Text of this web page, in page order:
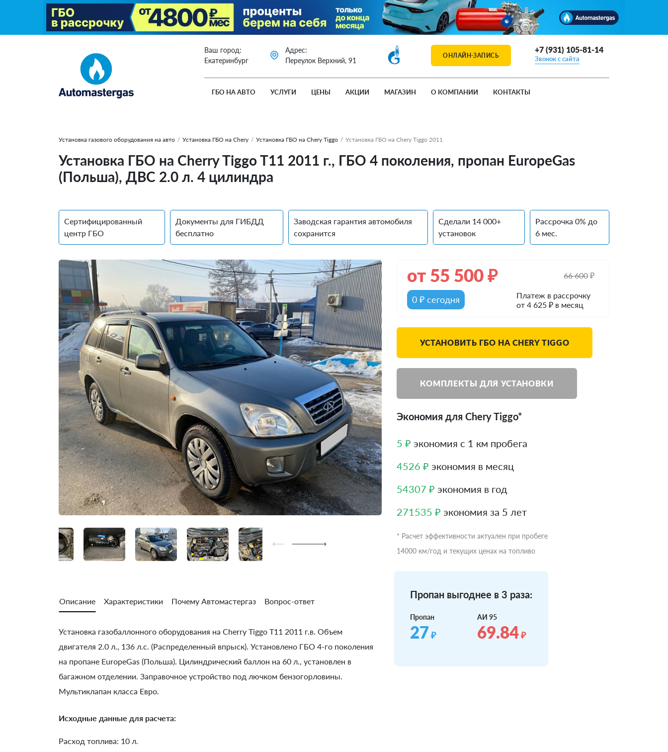
Ваш город:
Екатеринбург
Адрес:
Переулок Верхний, 91
ОНЛАЙН-ЗАПИСЬ
+7 (931) 105-81-14
Звонок с сайта
ГБО НА АВТО УСЛУГИ ЦЕНЫ АКЦИИ МАГАЗИН О КОМПАНИИ КОНТАКТЫ
Установка газового оборудования на авто / Установка ГБО на Chery / Установка ГБО на Chery Tiggo / Установка ГБО на Chery Tiggo 2011
Установка ГБО на Cherry Tiggo T11 2011 г., ГБО 4 поколения, пропан EuropeGas
(Польша), ДВС 2.0 л. 4 цилиндра
Сертифицированный
центр ГБО
Документы для ГИБДД
бесплатно
Заводская гарантия автомобиля
сохранится
Сделали 14 000+
установок
Рассрочка 0% до
6 мес.
от 55 500₽ 66 600₽
0 ₽ сегодня
Платеж в рассрочку
от 4 625 ₽ в месяц
УСТАНОВИТЬ ГБО НА CHERY TIGGO
КОМПЛЕКТЫ ДЛЯ УСТАНОВКИ
Экономия для Chery Tiggo*
5 ₽ экономия с 1 км пробега
4526 ₽ экономия в месяц
54307 ₽ экономия в год
271535 ₽ экономия за 5 лет
* Расчет эффективности актуален при пробеге
14000 км/год и текущих ценах на топливо
Описание Характеристики Почему Автомастергаз Вопрос-ответ
Установка газобаллонного оборудования на Cherry Tiggo T11 2011 г.в. Объем
двигателя 2.0 л., 136 л.с. (Распределенный впрыск). Установлено ГБО 4-го поколения
на пропане EuropeGas (Польша). Цилиндрический баллон на 60 л., установлен в
багажном отделении. Заправочное устройство под лючком бензогорловины.
Мультиклапан класса Евро.
Исходные данные для расчета:
Расход топлива: 10 л.
Пропан выгоднее в 3 раза:
Пропан
27₽
АИ 95
69.84₽